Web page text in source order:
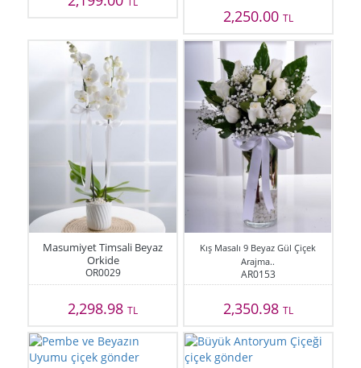
2,250.00 TL
Masumiyet Timsali Beyaz
Orkide
OR0029
2,298.98TL
Kış Masalı 9 Beyaz Gül Çiçek
Arajma..
AR0153
2,350.98 TL